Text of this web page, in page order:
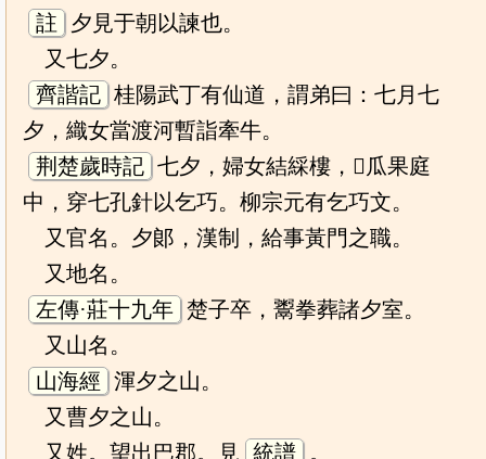
註
夕見于朝以諫也。
又七夕。
齊諧記 桂陽武丁有仙道，謂弟曰：七月七
夕，織女當渡河暫詣牽牛。
荆楚歲時記 七夕，婦女結綵樓，𨻰瓜果庭
中，穿七孔針以乞巧。柳宗元有乞巧文。
又官名。夕郞，漢制，給事黃門之職。
又地名。
左傳·莊十九年 楚子卒，鬻拳葬諸夕室。
又山名。
山海經 渾夕之山。
又曹夕之山。
又姓。望出巴郡。見 統譜
。